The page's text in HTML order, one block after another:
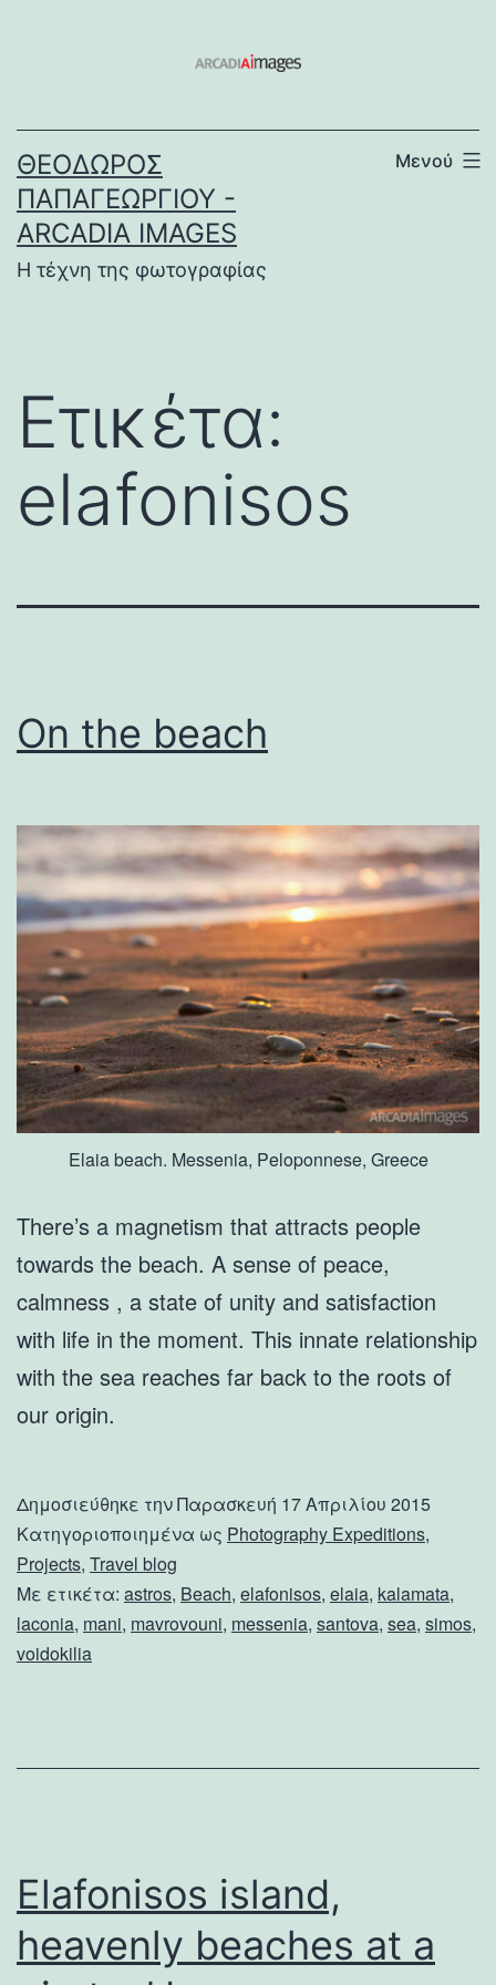
ΘΕΌΔΩΡΟΣ
ΠΑΠΑΓΕΩΡΓΊΟΥ -
ARCADIA IMAGES
Η τέχνη της φωτογραφίας
Μενού
Ετικέτα:
elafonisos
On the beach
Elaia beach. Messenia, Peloponnese, Greece
There’s a magnetism that attracts people
towards the beach. A sense of peace,
calmness , a state of unity and satisfaction
with life in the moment. This innate relationship
with the sea reaches far back to the roots of
our origin.
Δημοσιεύθηκε τηνΠαρασκευή 17 Απριλίου 2015
Κατηγοριοποιημένα ως Photography Expeditions,
Projects, Travel blog
Με ετικέτα: astros, Beach, elafonisos, elaia, kalamata,
laconia, mani, mavrovouni, messenia, santova, sea, simos,
voidokilia
Elafonisos island,
heavenly beaches at a